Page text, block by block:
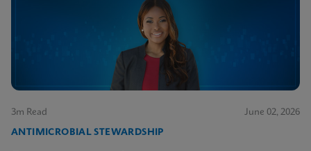
3m Read June 02, 2026
ANTIMICROBIAL STEWARDSHIP